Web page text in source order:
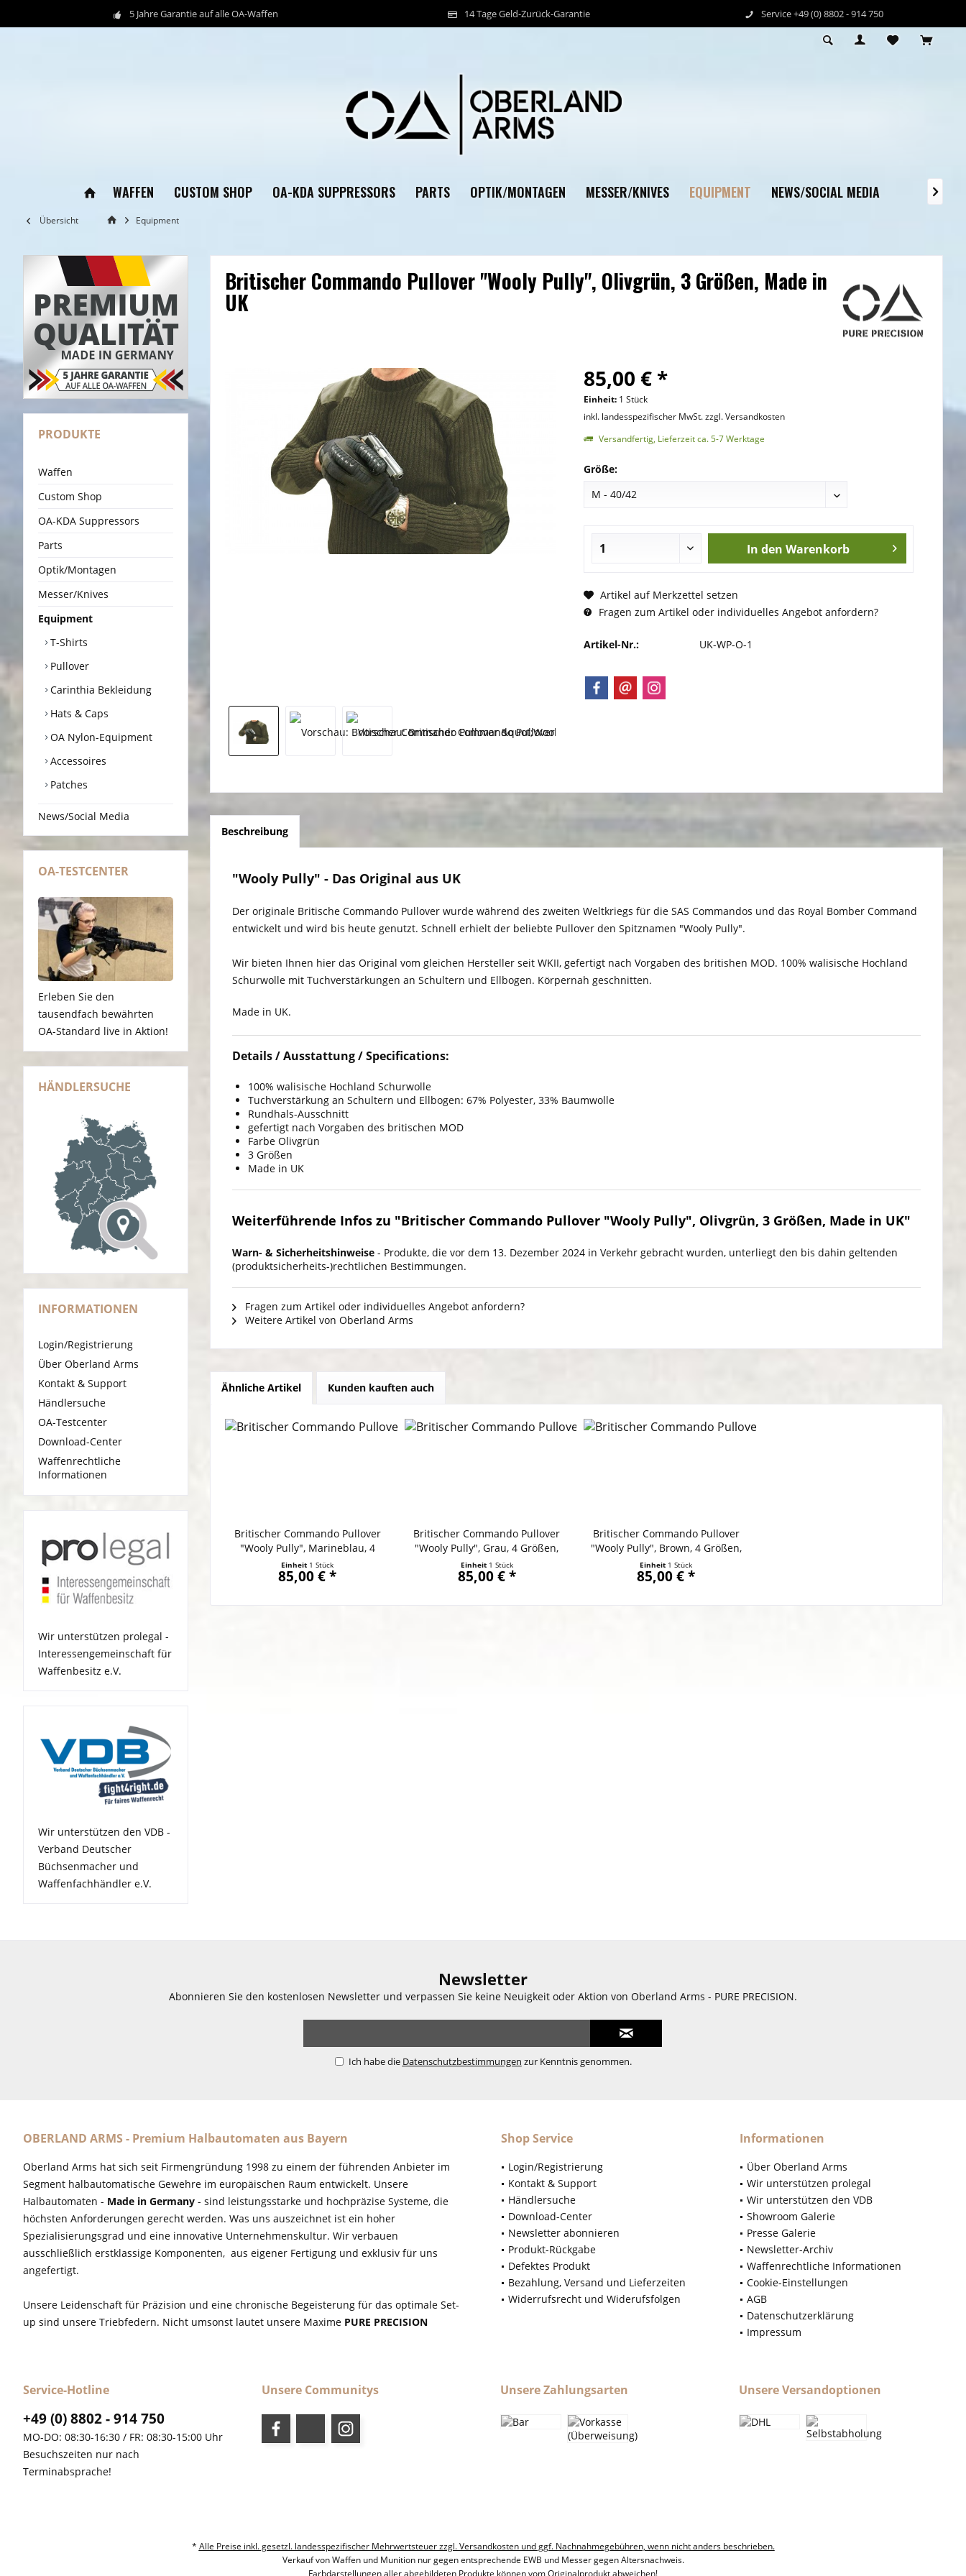
5 Jahre Garantie auf alle OA-Waffen 14 Tage Geld-Zurück-Garantie Service +49 (0) 8802 - 914 750
WAFFEN CUSTOM SHOP OA-KDA SUPPRESSORS PARTS OPTIK/MONTAGEN MESSER/KNIVES EQUIPMENT NEWS/SOCIAL MEDIA 
Übersicht Equipment
PRODUKTE
Waffen
Custom Shop
OA-KDA Suppressors
Parts
Optik/Montagen
Messer/Knives
Equipment
T-Shirts
Pullover
Carinthia Bekleidung
Hats & Caps
OA Nylon-Equipment
Accessoires
Patches
News/Social Media
OA-TESTCENTER
Erleben Sie den
tausendfach bewährten
OA-Standard live in Aktion!
HÄNDLERSUCHE
INFORMATIONEN
Login/Registrierung
Über Oberland Arms
Kontakt & Support
Händlersuche
OA-Testcenter
Download-Center
Waffenrechtliche
Informationen
Wir unterstützen prolegal -
Interessengemeinschaft für
Waffenbesitz e.V.
Wir unterstützen den VDB -
Verband Deutscher
Büchsenmacher und
Waffenfachhändler e.V.
Britischer Commando Pullover "Wooly Pully", Olivgrün, 3 Größen, Made in
UK
85,00 € *
Einheit: 1 Stück
inkl. landesspezifischer MwSt. zzgl. Versandkosten
Versandfertig, Lieferzeit ca. 5-7 Werktage
Größe:
In den Warenkorb
Artikel auf Merkzettel setzen
Fragen zum Artikel oder individuelles Angebot anfordern?
Artikel-Nr.: UK-WP-O-1
Beschreibung
"Wooly Pully" - Das Original aus UK
Der originale Britische Commando Pullover wurde während des zweiten Weltkriegs für die SAS Commandos und das Royal Bomber Command
entwickelt und wird bis heute genutzt. Schnell erhielt der beliebte Pullover den Spitznamen "Wooly Pully".
Wir bieten Ihnen hier das Original vom gleichen Hersteller seit WKII, gefertigt nach Vorgaben des britishen MOD. 100% walisische Hochland
Schurwolle mit Tuchverstärkungen an Schultern und Ellbogen. Körpernah geschnitten.
Made in UK.
Details / Ausstattung / Specifications:
100% walisische Hochland Schurwolle
Tuchverstärkung an Schultern und Ellbogen: 67% Polyester, 33% Baumwolle
Rundhals-Ausschnitt
gefertigt nach Vorgaben des britischen MOD
Farbe Olivgrün
3 Größen
Made in UK
Weiterführende Infos zu "Britischer Commando Pullover "Wooly Pully", Olivgrün, 3 Größen, Made in UK"
Warn- & Sicherheitshinweise - Produkte, die vor dem 13. Dezember 2024 in Verkehr gebracht wurden, unterliegt den bis dahin geltenden
(produktsicherheits-)rechtlichen Bestimmungen.
Fragen zum Artikel oder individuelles Angebot anfordern?
Weitere Artikel von Oberland Arms
Ähnliche Artikel Kunden kauften auch
Britischer Commando Pullover
"Wooly Pully", Marineblau, 4
Größen, Made in UK
Einheit 1 Stück
85,00 € *
Britischer Commando Pullover
"Wooly Pully", Grau, 4 Größen,
Made in UK
Einheit 1 Stück
85,00 € *
Britischer Commando Pullover
"Wooly Pully", Brown, 4 Größen,
Made in UK
Einheit 1 Stück
85,00 € *
Newsletter
Abonnieren Sie den kostenlosen Newsletter und verpassen Sie keine Neuigkeit oder Aktion von Oberland Arms - PURE PRECISION.
Ich habe die Datenschutzbestimmungen zur Kenntnis genommen.
OBERLAND ARMS - Premium Halbautomaten aus Bayern
Oberland Arms hat sich seit Firmengründung 1998 zu einem der führenden Anbieter im
Segment halbautomatische Gewehre im europäischen Raum entwickelt. Unsere
Halbautomaten - Made in Germany - sind leistungsstarke und hochpräzise Systeme, die
höchsten Anforderungen gerecht werden. Was uns auszeichnet ist ein hoher
Spezialisierungsgrad und eine innovative Unternehmenskultur. Wir verbauen
ausschließlich erstklassige Komponenten, aus eigener Fertigung und exklusiv für uns
angefertigt.
Unsere Leidenschaft für Präzision und eine chronische Begeisterung für das optimale Set-
up sind unsere Triebfedern. Nicht umsonst lautet unsere Maxime PURE PRECISION
Shop Service
Login/Registrierung
Kontakt & Support
Händlersuche
Download-Center
Newsletter abonnieren
Produkt-Rückgabe
Defektes Produkt
Bezahlung, Versand und Lieferzeiten
Widerrufsrecht und Widerufsfolgen
Informationen
Über Oberland Arms
Wir unterstützen prolegal
Wir unterstützen den VDB
Showroom Galerie
Presse Galerie
Newsletter-Archiv
Waffenrechtliche Informationen
Cookie-Einstellungen
AGB
Datenschutzerklärung
Impressum
Service-Hotline
+49 (0) 8802 - 914 750
MO-DO: 08:30-16:30 / FR: 08:30-15:00 Uhr
Besuchszeiten nur nach
Terminabsprache!
Unsere Communitys Unsere Zahlungsarten Unsere Versandoptionen
* Alle Preise inkl. gesetzl. landesspezifischer Mehrwertsteuer zzgl. Versandkosten und ggf. Nachnahmegebühren, wenn nicht anders beschrieben.
Verkauf von Waffen und Munition nur gegen entsprechende EWB und Messer gegen Altersnachweis.
Farbdarstellungen aller abgebildeten Produkte können vom Originalprodukt abweichen!